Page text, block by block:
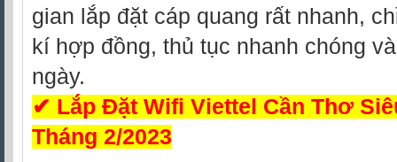
gian lắp đặt cáp quang rất nhanh,
kí hợp đồng, thủ tục nhanh chóng
ngày.
✔ Lắp Đặt Wifi Viettel Cần Thơ
Tháng 2/2023